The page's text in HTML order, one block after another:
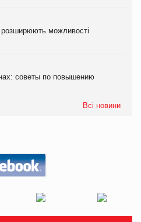
можливості
советы по повышению
Всі новини